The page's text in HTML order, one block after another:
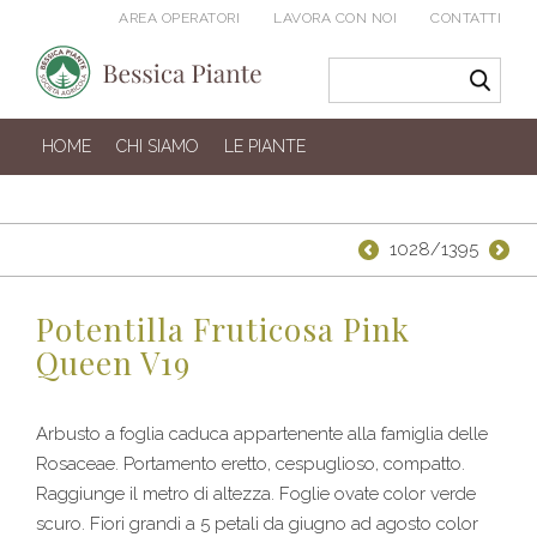
AREA OPERATORI LAVORA CON NOI CONTATTI
HOME CHI SIAMO LE PIANTE
1028/1395
Potentilla Fruticosa Pink
Queen V19
Arbusto a foglia caduca appartenente alla famiglia delle
Rosaceae. Portamento eretto, cespuglioso, compatto.
Raggiunge il metro di altezza. Foglie ovate color verde
scuro. Fiori grandi a 5 petali da giugno ad agosto color